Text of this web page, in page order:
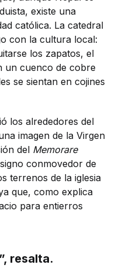
existe una
católica. La catedral
con la cultura local:
los zapatos, el
un cuenco de cobre
se sientan en cojines
los alrededores del
imagen de la Virgen
del Memorare
conmovedor de
terrenos de la iglesia
que, como explica
para entierros
resalta.